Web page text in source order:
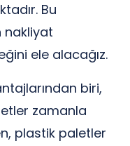
Bu
nakliyat
ele alacağız.
biri,
zamanla
plastik paletler